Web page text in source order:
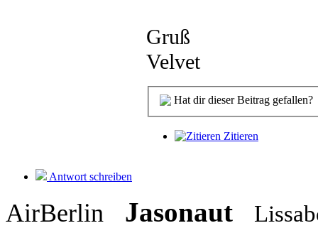
Gruß
Velvet
Hat dir dieser Beitrag gefallen?
Zitieren
Antwort schreiben
AirBerlin Jasonaut